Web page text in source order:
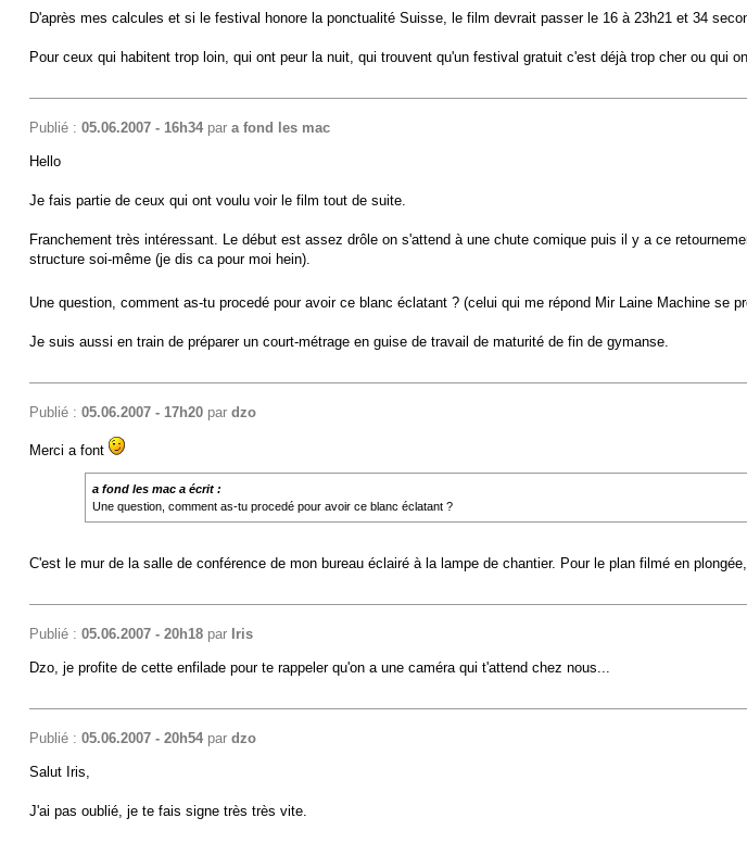
D'après mes calcules et si le festival honore la ponctualité Suisse, le film devrait passer le 16 à 23h21 et 34
Pour ceux qui habitent trop loin, qui ont peur la nuit, qui trouvent qu'un festival gratuit c'est déjà trop cher ou qui
Publié : 05.06.2007 - 16h34par a fond les mac
Hello
Je fais partie de ceux qui ont voulu voir le film tout de suite.
Franchement très intéressant. Le début est assez drôle on s'attend à une chute comique puis il y a ce
structure soi-même (je dis ca pour moi hein).
Une question, comment as-tu procedé pour avoir ce blanc éclatant ? (celui qui me répond Mir Laine Machine se
Je suis aussi en train de préparer un court-métrage en guise de travail de maturité de fin de gymanse.
Publié : 05.06.2007 - 17h20par dzo
Merci a font
a fond les mac a écrit :
Une question, comment as-tu procedé pour avoir ce blanc éclatant ?
C'est le mur de la salle de conférence de mon bureau éclairé à la lampe de chantier. Pour le plan filmé en
Publié : 05.06.2007 - 20h18par Iris
Dzo, je profite de cette enfilade pour te rappeler qu'on a une caméra qui t'attend chez nous...
Publié : 05.06.2007 - 20h54par dzo
Salut Iris,
J'ai pas oublié, je te fais signe très très vite.